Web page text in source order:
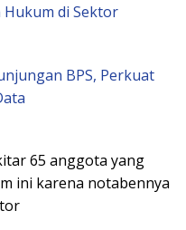
Hukum di Sektor
BPS, Perkuat
65 anggota yang
ini karena notabennya